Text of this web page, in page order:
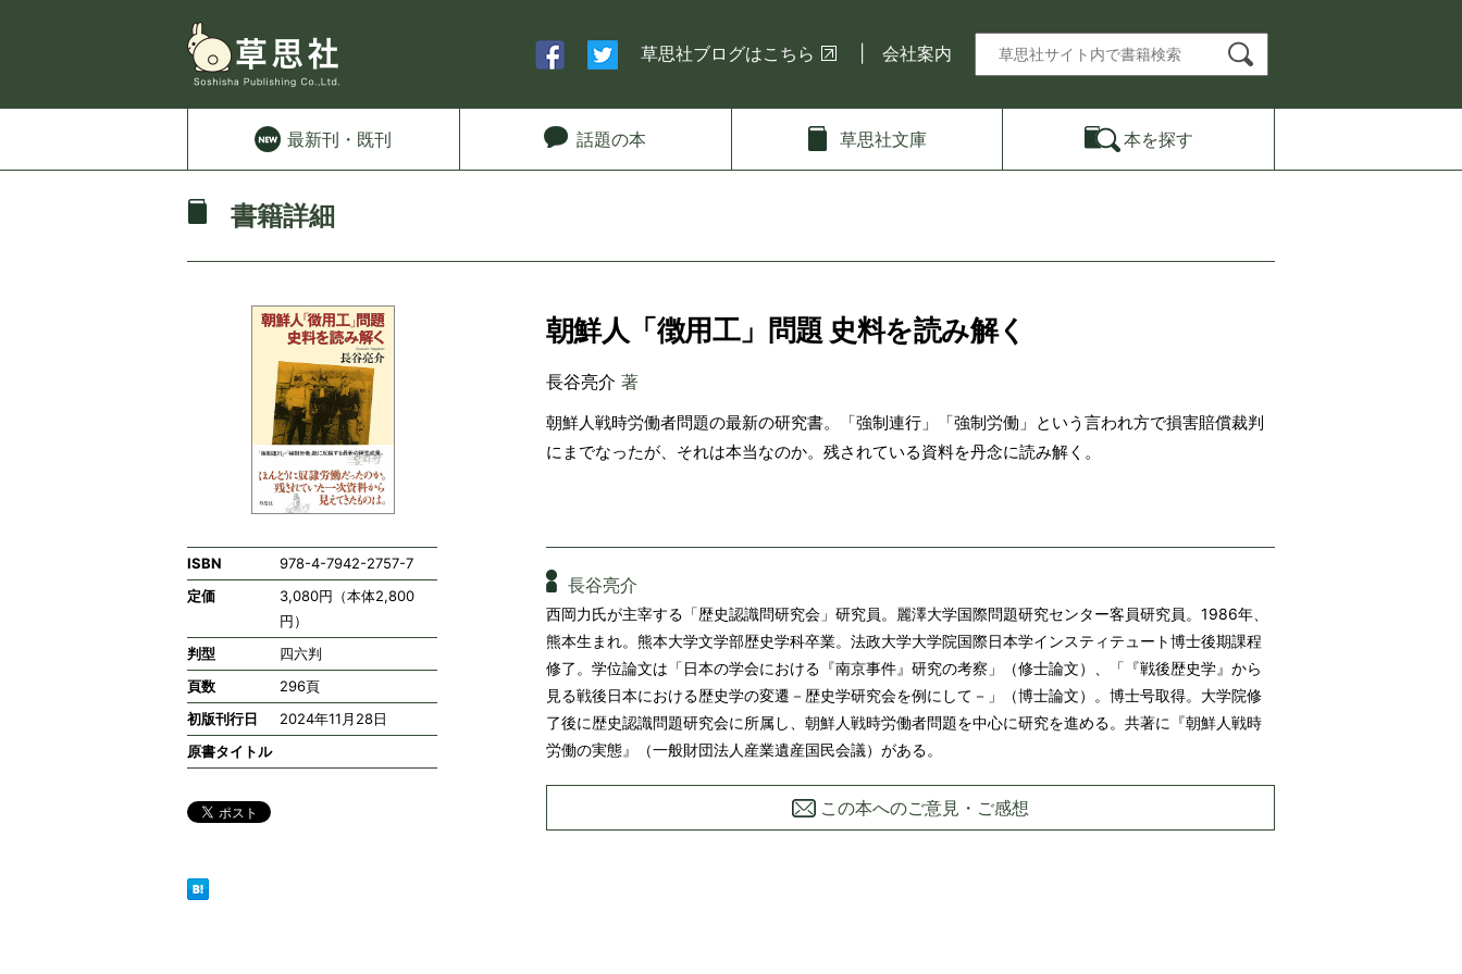
草思社ブログはこちら 会社案内
最新刊 ・既刊 話題の本 草思社文庫 本を探す
書籍詳細
朝鮮人「徴用工」問題 史料を読み解く
長谷亮介 著
朝鮮人戦時労働者問題の最新の研究書。「強制連行」「強制労働」という言われ方で損害賠償裁判
にまでなったが、それは本当なのか。残されている資料を丹念に読み解く。
ISBN
978-4-7942-2757-7
定価
3,080円（本体2,800
円）
判型
四六判
頁数
296頁
初版刊行日
2024年11月28日
原書タイトル
長谷亮介
西岡力氏が主宰する「歴史認識問研究会」研究員。麗澤大学国際問題研究センター客員研究員。1986年、
熊本生まれ。熊本大学文学部歴史学科卒業。法政大学大学院国際日本学インスティテュート博士後期課程
修了。学位論文は「日本の学会における『南京事件』研究の考察」（修士論文）、「『戦後歴史学』から
見る戦後日本における歴史学の変遷－歴史学研究会を例にして－」（博士論文）。博士号取得。大学院修
了後に歴史認識問題研究会に所属し、朝鮮人戦時労働者問題を中心に研究を進める。共著に『朝鮮人戦時
労働の実態』（一般財団法人産業遺産国民会議）がある。
この本へのご意見・ご感想